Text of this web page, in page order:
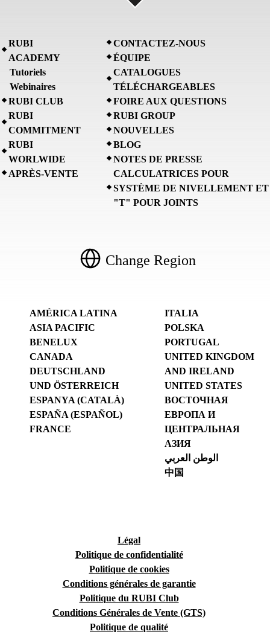
RUBI
ACADEMY
Tutoriels
Webinaires
RUBI CLUB
RUBI
COMMITMENT
RUBI
WORLWIDE
APRÈS-VENTE
CONTACTEZ-NOUS
ÉQUIPE
CATALOGUES
TÉLÉCHARGEABLES
FOIRE AUX QUESTIONS
RUBI GROUP
NOUVELLES
BLOG
NOTES DE PRESSE
CALCULATRICES POUR
SYSTÈME DE NIVELLEMENT ET
"T" POUR JOINTS
Change Region
AMÉRICA LATINA
ASIA PACIFIC
BENELUX
CANADA
DEUTSCHLAND
UND ÖSTERREICH
ESPANYA (CATALÀ)
ESPAÑA (ESPAÑOL)
FRANCE
ITALIA
POLSKA
PORTUGAL
UNITED KINGDOM
AND IRELAND
UNITED STATES
ВОСТОЧНАЯ
ЕВРОПА И
ЦЕНТРАЛЬНАЯ
АЗИЯ
الوطن العربي
中国
Légal
Politique de confidentialité
Politique de cookies
Conditions générales de garantie
Politique du RUBI Club
Conditions Générales de Vente (GTS)
Politique de qualité